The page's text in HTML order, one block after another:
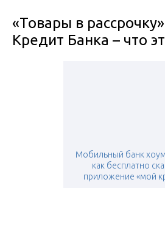
«Товары в
Кредит Банка – что
Мобильный банк
как бесплатно
приложение «мой